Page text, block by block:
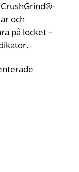
och
på locket –